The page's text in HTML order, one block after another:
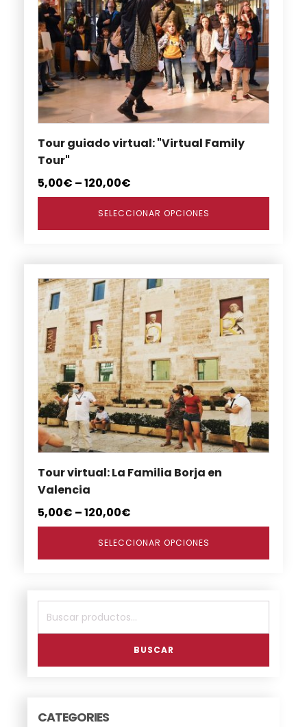
Tour guiado virtual: "Virtual Family
Tour"
5,00€ –120,00€
SELECCIONAR OPCIONES
múltiples
variantes.
Las
opciones
se
pueden
elegir
en
la
página
de
producto
Tour virtual: La Familia Borja en
Valencia
5,00€ –120,00€
SELECCIONAR OPCIONES
Este
producto
tiene
múltiples
variantes.
Las
opciones
se
pueden
elegir
en
la
página
de
producto
Buscar
BUSCAR
CATEGORIES